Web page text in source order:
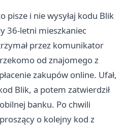
pisze i nie wysyłaj kodu Blik
36-letni mieszkaniec
przez komunikator
od znajomego z
zakupów online. Ufał,
Blik, a potem zatwierdził
banku. Po chwili
o kolejny kod z